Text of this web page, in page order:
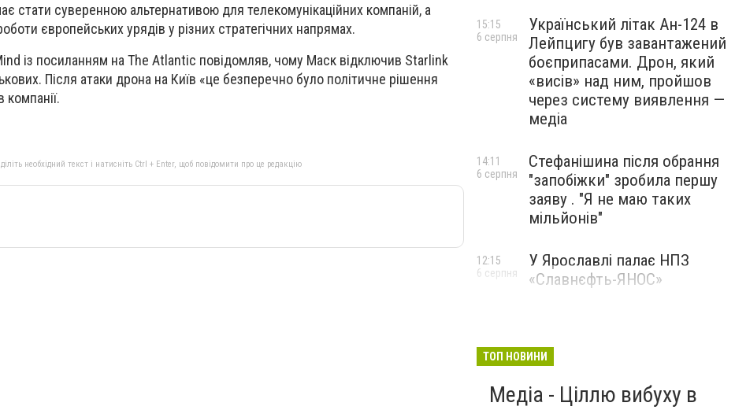
стати суверенною альтернативою для телекомунікаційних компаній, а
європейських урядів у різних стратегічних напрямах.
із посиланням на The Atlantic повідомляв, чому Маск відключив Starlink
Після атаки дрона на Київ «це безперечно було політичне рішення
компанії.
необхідний текст і натисніть Ctrl + Enter, щоб повідомити про це редакцію
Український літак Ан-124 в
Лейпцигу був завантажений
боєприпасами. Дрон, який
«висів» над ним, пройшов
через систему виявлення —
медіа
15:15
6 серпня
Стефанішина після обрання
"запобіжки" зробила першу
заяву . "Я не маю таких
мільйонів"
14:11
6 серпня
У Ярославлі палає НПЗ
«Славнєфть-ЯНОС»
12:15
6 серпня
ТОП НОВИНИ
Медіа - Ціллю вибуху в